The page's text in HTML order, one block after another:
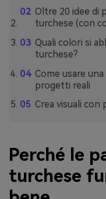
Oltre 20 idee di
turchese (con
Quali colori si
turchese?
Come usare
progetti reali
Crea visuali
Perché le
turchese